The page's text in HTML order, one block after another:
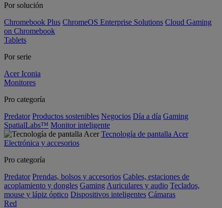
Por solución
Chromebook Plus ChromeOS Enterprise Solutions Cloud Gaming
on Chromebook
Tablets
Por serie
Acer Iconia
Monitores
Pro categoría
Predator Productos sostenibles Negocios Día a día Gaming
SpatialLabs™ Monitor inteligente
Tecnología de pantalla Acer
Electrónica y accesorios
Pro categoría
Predator Prendas, bolsos y accesorios Cables, estaciones de
acoplamiento y dongles Gaming Auriculares y audio Teclados,
mouse y lápiz óptico Dispositivos inteligentes Cámaras
Red